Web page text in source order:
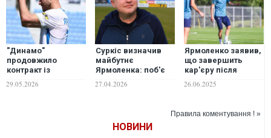
"Динамо"
продовжило
контракт із
Ярмоленком ще на
рік
29.05.2026
Суркіс визначив
майбутнє
Ярмоленка: поб'є
рекорд і стане
директором
27.04.2026
Ярмоленко заявив,
що завершить
кар'єру після
закінчення
наступного сезону
26.06.2025
Правила коментування ! »
НОВИНИ